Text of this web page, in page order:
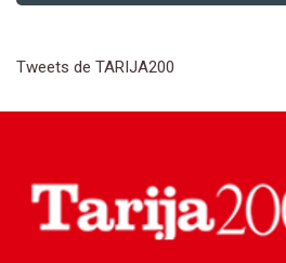
Tweets de TARIJA200